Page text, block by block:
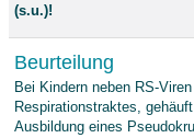
(s.u.)!
Beurteilung
Bei Kindern neben RS-
Respirationstraktes,
Ausbildung eines